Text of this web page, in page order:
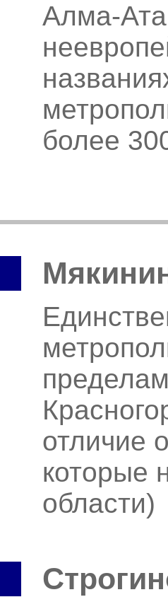
Алма-
более
отличие
которые
области)